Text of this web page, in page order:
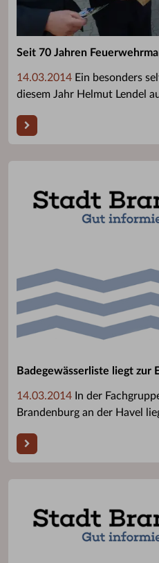
Seit 70 Jahren
14.03.2014 Ein besonders
diesem Jahr Helmut Lendel
Badegewässerliste liegt zur
14.03.2014 In der
Brandenburg an der Havel